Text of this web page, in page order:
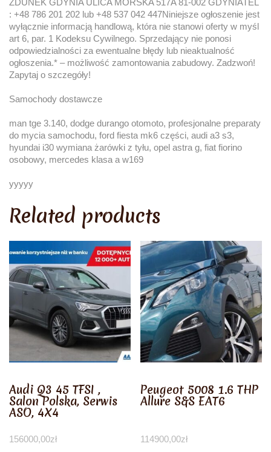
ZDUNEK GDYNIA ULICA MORSKA 517A 81-002 GDYNIATEL
: +48 786 201 202 lub +48 537 042 447Niniejsze ogłoszenie jest
wyłącznie informacją handlową, która nie stanowi oferty w myśl
art 6, par. 1 Kodeksu Cywilnego. Sprzedający nie ponosi
odpowiedzialności za ewentualne błędy lub nieaktualność
ogłoszenia.* – możliwość zamontowania zabudowy. Zadzwoń!
Zapytaj o szczegóły!
Samochody dostawcze
man tge 3.140, dodge durango otomoto, profesjonalne preparaty
do mycia samochodu, ford fiesta mk6 części, audi a3 s3,
hyundai i30 wymiana żarówki z tyłu, opel astra g, fiat fiorino
osobowy, mercedes klasa a w169
yyyyy
Related products
Audi Q3 45 TFSI ,
Salon Polska, Serwis
ASO, 4X4
156000,00zł
Peugeot 5008 1.6 THP
Allure S&S EAT6
114900,00zł